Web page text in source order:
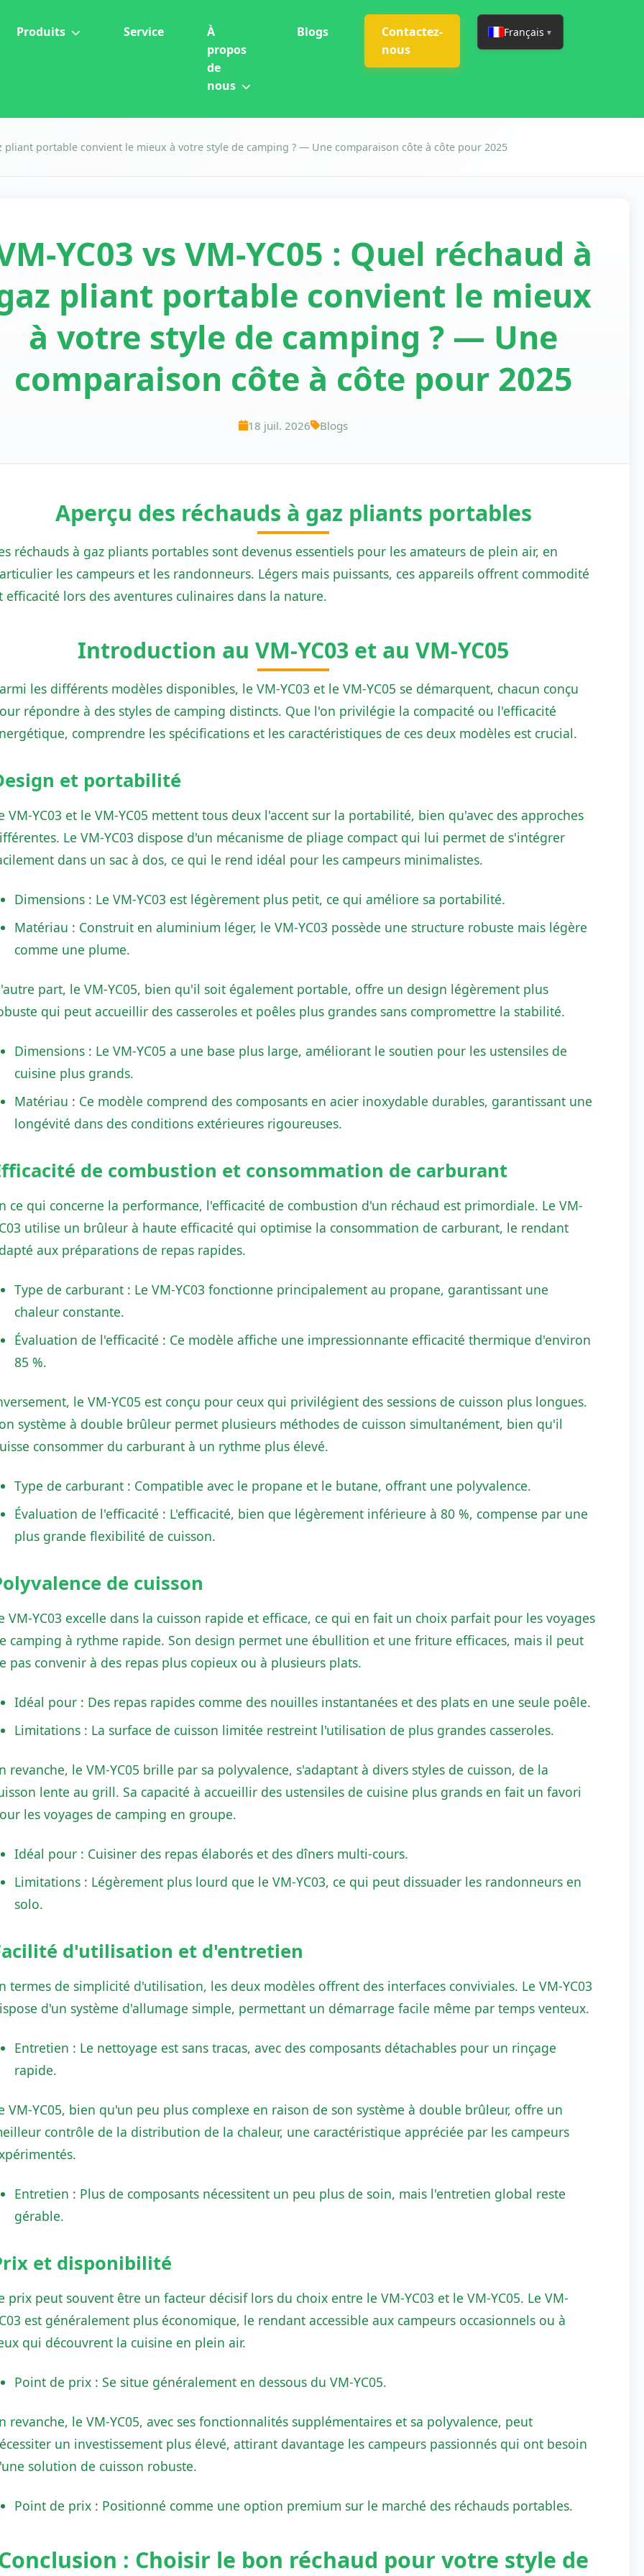
Produits Service
À
propos
de
nous
Blogs
Contactez-
nous
Français ▼
pliant portable convient le mieux à votre style de camping ? — Une comparaison côte à côte pour 2025
YC03 vs VM-YC05 : Quel réchaud à
pliant portable convient le mieux
à votre style de camping ? — Une
comparaison côte à côte pour 2025
18 juil. 2026 Blogs
Aperçu des réchauds à gaz pliants portables
réchauds à gaz pliants portables sont devenus essentiels pour les amateurs de plein air, en
les campeurs et les randonneurs. Légers mais puissants, ces appareils offrent commodité
efficacité lors des aventures culinaires dans la nature.
Introduction au VM-YC03 et au VM-YC05
les différents modèles disponibles, le VM-YC03 et le VM-YC05 se démarquent, chacun conçu
répondre à des styles de camping distincts. Que l'on privilégie la compacité ou l'efficacité
comprendre les spécifications et les caractéristiques de ces deux modèles est crucial.
et portabilité
VM-YC03 et le VM-YC05 mettent tous deux l'accent sur la portabilité, bien qu'avec des approches
Le VM-YC03 dispose d'un mécanisme de pliage compact qui lui permet de s'intégrer
dans un sac à dos, ce qui le rend idéal pour les campeurs minimalistes.
Dimensions : Le VM-YC03 est légèrement plus petit, ce qui améliore sa portabilité.
Matériau : Construit en aluminium léger, le VM-YC03 possède une structure robuste mais légère
comme une plume.
part, le VM-YC05, bien qu'il soit également portable, offre un design légèrement plus
qui peut accueillir des casseroles et poêles plus grandes sans compromettre la stabilité.
Dimensions : Le VM-YC05 a une base plus large, améliorant le soutien pour les ustensiles de
cuisine plus grands.
Matériau : Ce modèle comprend des composants en acier inoxydable durables, garantissant une
longévité dans des conditions extérieures rigoureuses.
de combustion et consommation de carburant
ce qui concerne la performance, l'efficacité de combustion d'un réchaud est primordiale. Le VM-
utilise un brûleur à haute efficacité qui optimise la consommation de carburant, le rendant
aux préparations de repas rapides.
Type de carburant : Le VM-YC03 fonctionne principalement au propane, garantissant une
chaleur constante.
Évaluation de l'efficacité : Ce modèle affiche une impressionnante efficacité thermique d'environ
85 %.
le VM-YC05 est conçu pour ceux qui privilégient des sessions de cuisson plus longues.
système à double brûleur permet plusieurs méthodes de cuisson simultanément, bien qu'il
consommer du carburant à un rythme plus élevé.
Type de carburant : Compatible avec le propane et le butane, offrant une polyvalence.
Évaluation de l'efficacité : L'efficacité, bien que légèrement inférieure à 80 %, compense par une
plus grande flexibilité de cuisson.
de cuisson
VM-YC03 excelle dans la cuisson rapide et efficace, ce qui en fait un choix parfait pour les voyages
camping à rythme rapide. Son design permet une ébullition et une friture efficaces, mais il peut
pas convenir à des repas plus copieux ou à plusieurs plats.
Idéal pour : Des repas rapides comme des nouilles instantanées et des plats en une seule poêle.
Limitations : La surface de cuisson limitée restreint l'utilisation de plus grandes casseroles.
revanche, le VM-YC05 brille par sa polyvalence, s'adaptant à divers styles de cuisson, de la
lente au grill. Sa capacité à accueillir des ustensiles de cuisine plus grands en fait un favori
les voyages de camping en groupe.
Idéal pour : Cuisiner des repas élaborés et des dîners multi-cours.
Limitations : Légèrement plus lourd que le VM-YC03, ce qui peut dissuader les randonneurs en
solo.
d'utilisation et d'entretien
termes de simplicité d'utilisation, les deux modèles offrent des interfaces conviviales. Le VM-YC03
d'un système d'allumage simple, permettant un démarrage facile même par temps venteux.
Entretien : Le nettoyage est sans tracas, avec des composants détachables pour un rinçage
rapide.
VM-YC05, bien qu'un peu plus complexe en raison de son système à double brûleur, offre un
contrôle de la distribution de la chaleur, une caractéristique appréciée par les campeurs
Entretien : Plus de composants nécessitent un peu plus de soin, mais l'entretien global reste
gérable.
et disponibilité
prix peut souvent être un facteur décisif lors du choix entre le VM-YC03 et le VM-YC05. Le VM-
est généralement plus économique, le rendant accessible aux campeurs occasionnels ou à
qui découvrent la cuisine en plein air.
Point de prix : Se situe généralement en dessous du VM-YC05.
revanche, le VM-YC05, avec ses fonctionnalités supplémentaires et sa polyvalence, peut
un investissement plus élevé, attirant davantage les campeurs passionnés qui ont besoin
solution de cuisson robuste.
Point de prix : Positionné comme une option premium sur le marché des réchauds portables.
: Choisir le bon réchaud pour votre style de